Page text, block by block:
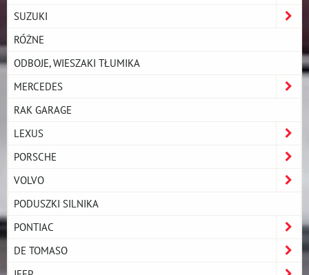
SUZUKI
RÓŻNE
ODBOJE, WIESZAKI TŁUMIKA
MERCEDES
RAK GARAGE
LEXUS
PORSCHE
VOLVO
PODUSZKI SILNIKA
PONTIAC
DE TOMASO